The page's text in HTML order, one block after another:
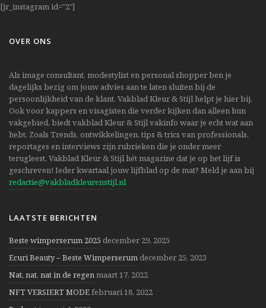
[jr_instagram id="2"]
OVER ONS
Als image consultant, modestylist en personal shopper ben je
dagelijks bezig om jouw advies aan te laten sluiten bij de
persoonlijkheid van de klant. Vakblad Kleur & Stijl helpt je hier bij.
Ook voor kappers en visagisten die verder kijken dan alleen hun
vakgebied, biedt vakblad Kleur & Stijl vakinfo waar je echt wat aan
hebt. Zoals Trends, ontwikkelingen, tips & trics van professionals,
reportages en interviews zijn rubrieken die je onder meer
terugleest. Vakblad Kleur & Stijl hét magazine dat je op het lijf is
geschreven! Ieder kwartaal jouw lijfblad op de mat? Meld je aan bij
redactie@vakbladkleurenstijl.nl
LAATSTE BERICHTEN
Beste wimperserum 2025 december 29, 2025
Ecuri Beauty – Beste Wimperserum december 25, 2023
Nat, nat, nat in de regenmaart 17, 2022
NFT VERSIERT MODEfebruari 18, 2022